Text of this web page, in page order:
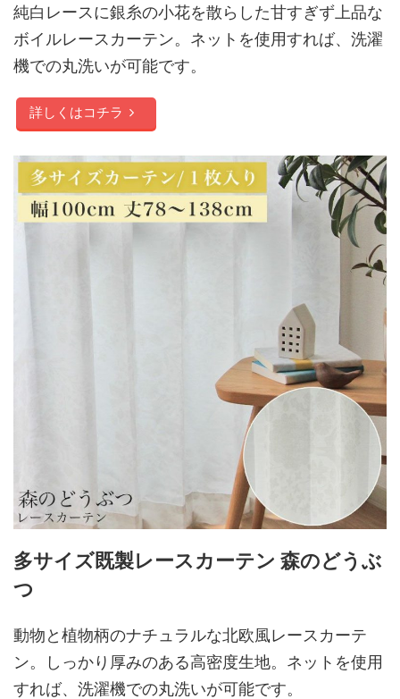
純白レースに銀糸の小花を散らした甘すぎず上品な
ボイルレースカーテン。ネットを使用すれば、洗濯
機での丸洗いが可能です。
詳しくはコチラ
多サイズ既製レースカーテン 森のどうぶ
つ
動物と植物柄のナチュラルな北欧風レースカーテ
ン。しっかり厚みのある高密度生地。ネットを使用
すれば、洗濯機での丸洗いが可能です。